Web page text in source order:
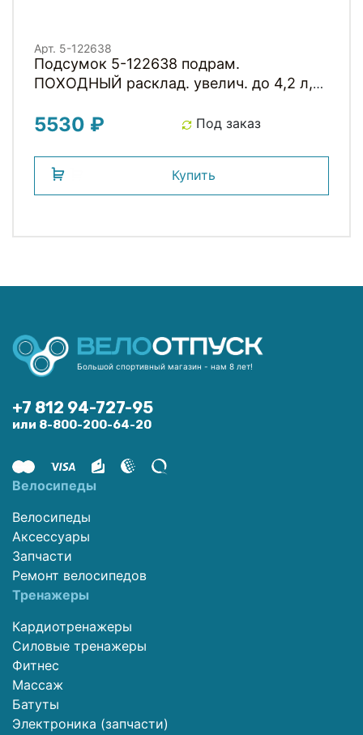
Арт. 5-122638
Подсумок 5-122638 подрам.
ПОХОДНЫЙ расклад. увелич. до 4,2 л,
желтый M-WAVE
5530 ₽ Под заказ
Купить
Большой спортивный магазин - нам 8 лет!
+7 812 94-727-95
или 8-800-200-64-20
Велосипеды
Велосипеды
Аксессуары
Запчасти
Ремонт велосипедов
Тренажеры
Кардиотренажеры
Силовые тренажеры
Фитнес
Массаж
Батуты
Электроника (запчасти)